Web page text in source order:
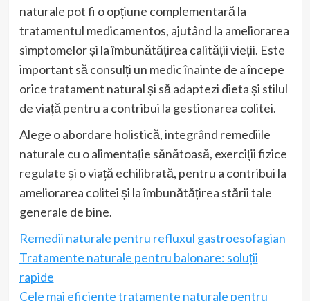
naturale pot fi o opțiune complementară la
tratamentul medicamentos, ajutând la ameliorarea
simptomelor și la îmbunătățirea calității vieții. Este
important să consulți un medic înainte de a începe
orice tratament natural și să adaptezi dieta și stilul
de viață pentru a contribui la gestionarea colitei.
Alege o abordare holistică, integrând remediile
naturale cu o alimentație sănătoasă, exerciții fizice
regulate și o viață echilibrată, pentru a contribui la
ameliorarea colitei și la îmbunătățirea stării tale
generale de bine.
Remedii naturale pentru refluxul gastroesofagian
Tratamente naturale pentru balonare: soluții
rapide
Cele mai eficiente tratamente naturale pentru